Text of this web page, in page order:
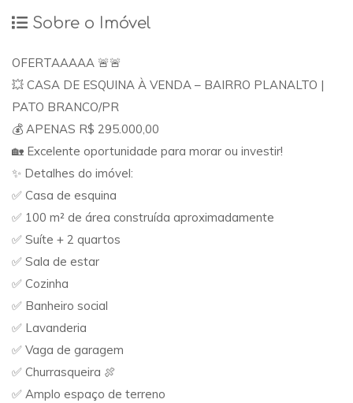
Sobre o Imóvel
OFERTAAAAA 🚨🚨
💥 CASA DE ESQUINA À VENDA – BAIRRO PLANALTO |
PATO BRANCO/PR
💰 APENAS R$ 295.000,00
🏡 Excelente oportunidade para morar ou investir!
✨ Detalhes do imóvel:
✅ Casa de esquina
✅ 100 m² de área construída aproximadamente
✅ Suíte + 2 quartos
✅ Sala de estar
✅ Cozinha
✅ Banheiro social
✅ Lavanderia
✅ Vaga de garagem
✅ Churrasqueira 🍖
✅ Amplo espaço de terreno